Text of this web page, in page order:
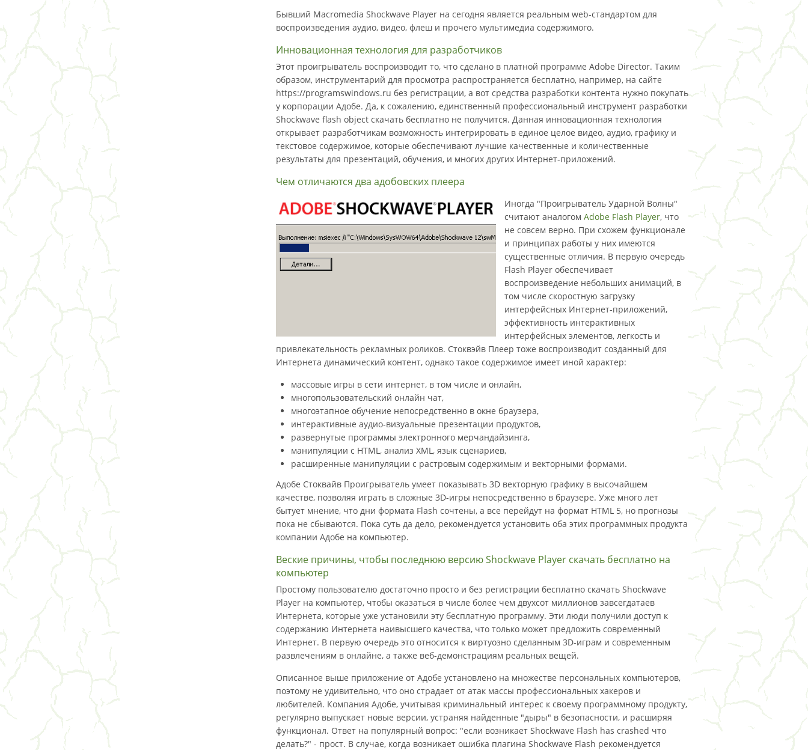
Бывший Macromedia Shockwave Player на сегодня является реальным web-стандартом для
воспроизведения аудио, видео, флеш и прочего мультимедиа содержимого.
Инновационная технология для разработчиков
Этот проигрыватель воспроизводит то, что сделано в платной программе Adobe Director. Таким
образом, инструментарий для просмотра распространяется бесплатно, например, на сайте
https://programswindows.ru без регистрации, а вот средства разработки контента нужно покупать
у корпорации Адобе. Да, к сожалению, единственный профессиональный инструмент разработки
Shockwave flash object скачать бесплатно не получится. Данная инновационная технология
открывает разработчикам возможность интегрировать в единое целое видео, аудио, графику и
текстовое содержимое, которые обеспечивают лучшие качественные и количественные
результаты для презентаций, обучения, и многих других Интернет-приложений.
Чем отличаются два адобовских плеера
Иногда "Проигрыватель Ударной Волны"
считают аналогом Adobe Flash Player, что
не совсем верно. При схожем функционале
и принципах работы у них имеются
существенные отличия. В первую очередь
Flash Player обеспечивает
воспроизведение небольших анимаций, в
том числе скоростную загрузку
интерфейсных Интернет-приложений,
эффективность интерактивных
интерфейсных элементов, легкость и
привлекательность рекламных роликов. Стоквэйв Плеер тоже воспроизводит созданный для
Интернета динамический контент, однако такое содержимое имеет иной характер:
массовые игры в сети интернет, в том числе и онлайн,
многопользовательский онлайн чат,
многоэтапное обучение непосредственно в окне браузера,
интерактивные аудио-визуальные презентации продуктов,
развернутые программы электронного мерчандайзинга,
манипуляции с HTML, анализ XML, язык сценариев,
расширенные манипуляции с растровым содержимым и векторными формами.
Адобе Стоквайв Проигрыватель умеет показывать 3D векторную графику в высочайшем
качестве, позволяя играть в сложные 3D-игры непосредственно в браузере. Уже много лет
бытует мнение, что дни формата Flash сочтены, а все перейдут на формат HTML 5, но прогнозы
пока не сбываются. Пока суть да дело, рекомендуется установить оба этих программных продукта
компании Адобе на компьютер.
Веские причины, чтобы последнюю версию Shockwave Player скачать бесплатно на
компьютер
Простому пользователю достаточно просто и без регистрации бесплатно скачать Shockwave
Player на компьютер, чтобы оказаться в числе более чем двухсот миллионов завсегдатаев
Интернета, которые уже установили эту бесплатную программу. Эти люди получили доступ к
содержанию Интернета наивысшего качества, что только может предложить современный
Интернет. В первую очередь это относится к виртуозно сделанным 3D-играм и современным
развлечениям в онлайне, а также веб-демонстрациям реальных вещей.
Описанное выше приложение от Адобе установлено на множестве персональных компьютеров,
поэтому не удивительно, что оно страдает от атак массы профессиональных хакеров и
любителей. Компания Адобе, учитывая криминальный интерес к своему программному продукту,
регулярно выпускает новые версии, устраняя найденные "дыры" в безопасности, и расширяя
функционал. Ответ на популярный вопрос: "если возникает Shockwave Flash has crashed что
делать?" - прост. В случае, когда возникает ошибка плагина Shockwave Flash рекомендуется